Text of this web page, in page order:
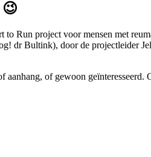
to Run project voor mensen met
dr Bultink), door de projectleider
of gewoon geïnteresseerd.